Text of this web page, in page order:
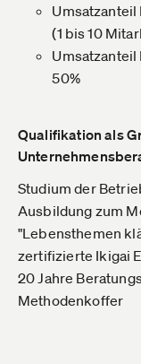
Umsatzanteil
(1 bis 10
50%
Qualifikation als
Studium der
Ausbildung zum
"Lebensthemen
zertifizierte Ikigai
20 Jahre
Methodenkoffer